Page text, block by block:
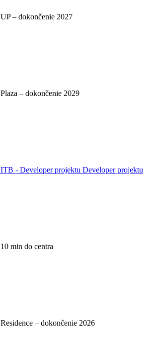
UP – dokončenie 2027
Plaza – dokončenie 2029
ITB - Developer projektu Developer projektu
10 min do centra
Residence – dokončenie 2026